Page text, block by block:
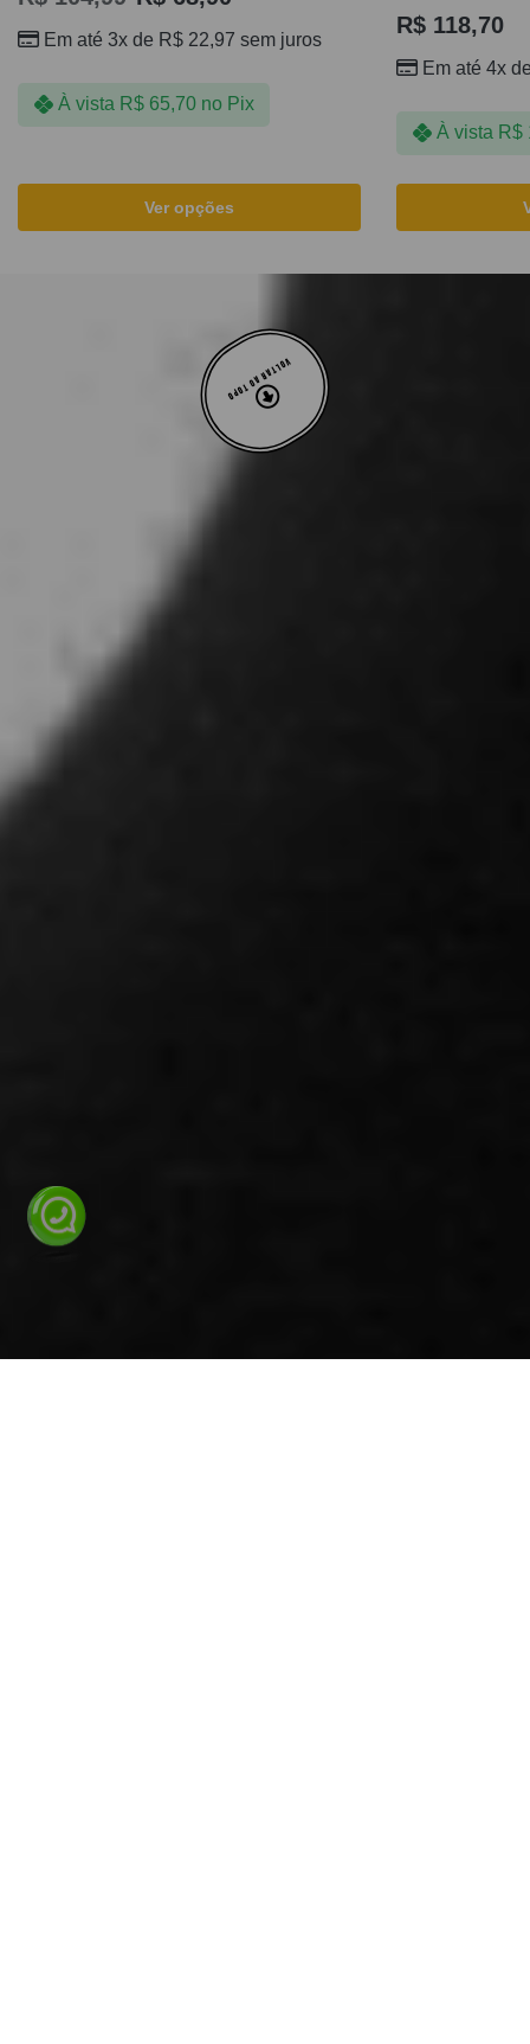
Em até 3x de R$ 22,97 sem juros
À vista R$65,70 no Pix
Ver opções
R$ 118,70
Em até 4x
À vista R$
VOLTAR AO TOPO